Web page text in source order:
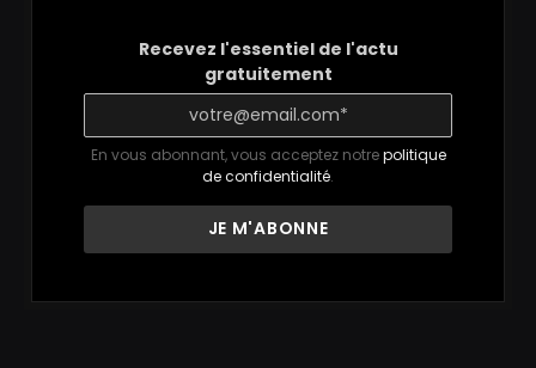
Recevez l'essentiel de l'actu
gratuitement
En vous abonnant, vous acceptez notrepolitique
de confidentialité.